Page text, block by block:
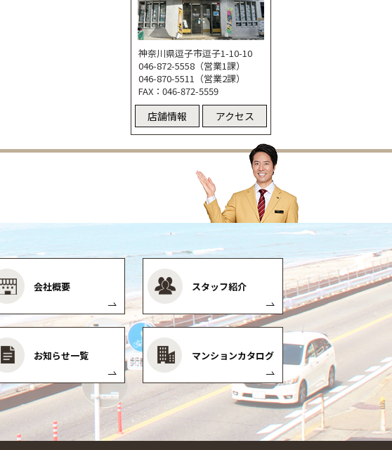
神奈川県逗子市逗子1-10-10
046-872-5558（営業1課）
046-870-5511（営業2課）
FAX：046-872-5559
店舗情報 アクセス
会社概要 スタッフ紹介
お知らせ一覧 マンションカタログ